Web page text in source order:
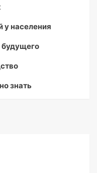
у населения
знать